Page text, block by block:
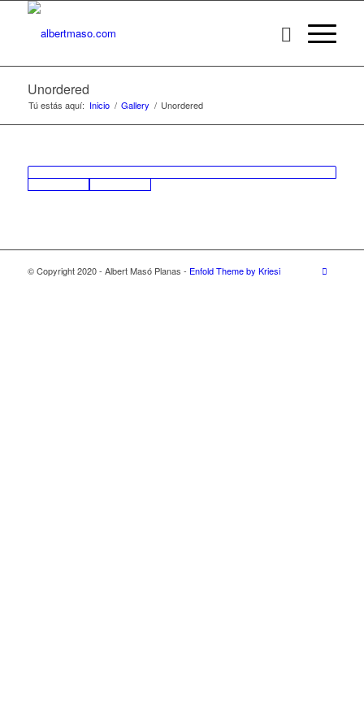
Unordered
Tú estás aquí: Inicio / Gallery / Unordered
© Copyright 2020 - Albert Masó Planas - Enfold Theme by Kriesi